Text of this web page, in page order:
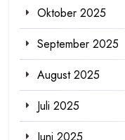
Oktober 2025
September 2025
August 2025
Juli 2025
Juni 2025